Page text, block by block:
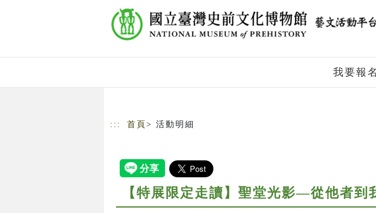
我要報名
::: 首頁 > 活動明細
【特展限定走讀】聖堂光影—從他者